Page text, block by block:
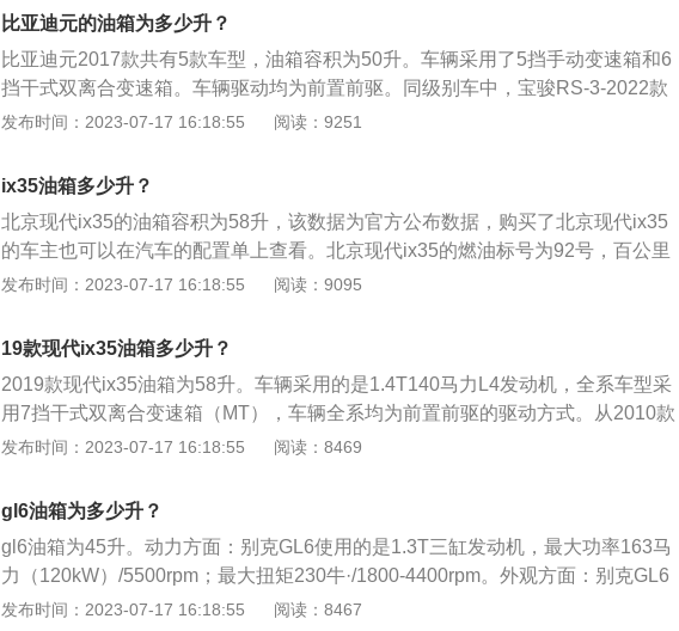
可能会超出标定的容积，由于汽车厂家所标定的油箱容积是从油箱底到安全界度
的容积，而从安全界度到油箱口仍存在一定的空间，此空间是为了保证油箱内的
油品在温度变高的情况下膨胀，而不至于溢出油箱的安全空间。如果在加油过程
中把油加到油箱口，就会产生实际加油量比标定油箱容积大的情况。车主如果想
了解油箱的剩余油量，可以观察油表盘右侧的汽油表，上面标注着E、F，指针靠
比亚迪元的油箱为多少升？
比亚迪元2017款共有5款车型，油箱容积为50升。车辆采用了5挡手动变速箱和6
挡干式双离合变速箱。车辆驱动均为前置前驱。同级别车中，宝骏RS-3-2022款
油箱容积为45升，东南DX3-2022款油箱容积为45升，柯米克-2022款油箱容积为
标定的油箱容积是从油箱底到安全界度的容积，而从安全界度到油箱口还有一定
的空间，这个空间是为了保证油箱内的油品在温度变高的情况下膨胀，而不至于
溢出油箱的安全空间。如果在加油过程中把油加到油箱口，就会产生实际加油量
比标定油箱容积大的情况。车主如果想了解油箱的剩余油量，可以观察油表盘右
侧的汽油表，上面标注着E、F，指针靠近E的时就表示快没油了，接近F的时候
发布时间：2023-07-17 16:18:55 阅读：9251
ix35油箱多少升？
北京现代ix35的油箱容积为58升，该数据为官方公布数据，购买了北京现代ix35
的车主也可以在汽车的配置单上查看。北京现代ix35的燃油标号为92号，百公里
油耗为6.1到6.3L，加满一箱油可以跑的里程为921到951km。日常行驶过程中，
果没有其他问题，油量的数值会真实的反应到油表上。仪表的燃油表一般有5到6
格，一般燃油表还剩2格的时候就要加油，以免开到半路没油的情况发生。实际
加油过程中，油的量可能会超出标定的容积，这是由于汽车厂家所标定的油箱容
积是从油箱底到安全界度的容积，而从安全界度到油箱口还有一定的空间，这个
空间是为了保证油箱内的油品在温度变高的情况下膨胀，而不至于溢出油箱的安
积大的情况。
发布时间：2023-07-17 16:18:55 阅读：9095
19款现代ix35油箱多少升？
2019款现代ix35油箱为58升。车辆采用的是1.4T140马力L4发动机，全系车型采
用7挡干式双离合变速箱（MT），车辆全系均为前置前驱的驱动方式。从2010款
现代ix35开始油箱容量有所减小，其中2012款开始油箱容积为57升。实际加油过
油箱底到安全界度的容积，而从安全界度到油箱口还有一定的空间，这个空间是
为了保证油箱内的油品在温度变高的情况下膨胀，而不至于溢出油箱的安全空
间。如果在加油过程中把油加到油箱口，就会产生实际加油量比标定油箱容积大
的情况。车主如果想了解油箱的剩余油量，可以观察油表盘右侧的汽油表，上面
标注着E、F，指针靠近E的时就表示快没油了，接近F的时候表示油量充足。
发布时间：2023-07-17 16:18:55 阅读：8469
gl6油箱为多少升？
gl6油箱为45升。动力方面：别克GL6使用的是1.3T三缸发动机，最大功率163马
力（120kW）/5500rpm；最大扭矩230牛·/1800-4400rpm。外观方面：别克GL6
整车线条丰富，营造多重层次感，发动机盖上从中央隆起，向周围扩展的5根线
发布时间：2023-07-17 16:18:55 阅读：8467